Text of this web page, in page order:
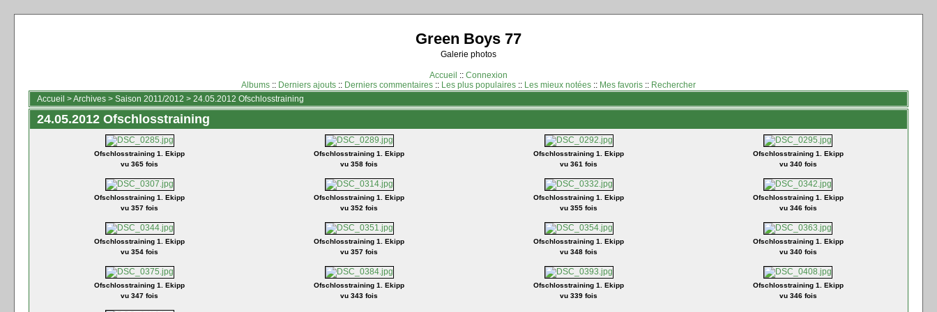
Green Boys 77
Galerie photos
Accueil :: Connexion
Albums :: Derniers ajouts :: Derniers commentaires :: Les plus populaires :: Les mieux notées :: Mes favoris :: Rechercher
Accueil >Archives > Saison 2011/2012 > 24.05.2012 Ofschlosstraining
24.05.2012 Ofschlosstraining
Ofschlosstraining 1. Ekipp
vu 365 fois
Ofschlosstraining 1. Ekipp
vu 358 fois
Ofschlosstraining 1. Ekipp
vu 361 fois
Ofschlosstraining 1. Ekipp
vu 340 fois
Ofschlosstraining 1. Ekipp
vu 357 fois
Ofschlosstraining 1. Ekipp
vu 352 fois
Ofschlosstraining 1. Ekipp
vu 355 fois
Ofschlosstraining 1. Ekipp
vu 346 fois
Ofschlosstraining 1. Ekipp
vu 354 fois
Ofschlosstraining 1. Ekipp
vu 357 fois
Ofschlosstraining 1. Ekipp
vu 348 fois
Ofschlosstraining 1. Ekipp
vu 340 fois
Ofschlosstraining 1. Ekipp
vu 347 fois
Ofschlosstraining 1. Ekipp
vu 343 fois
Ofschlosstraining 1. Ekipp
vu 339 fois
Ofschlosstraining 1. Ekipp
vu 346 fois